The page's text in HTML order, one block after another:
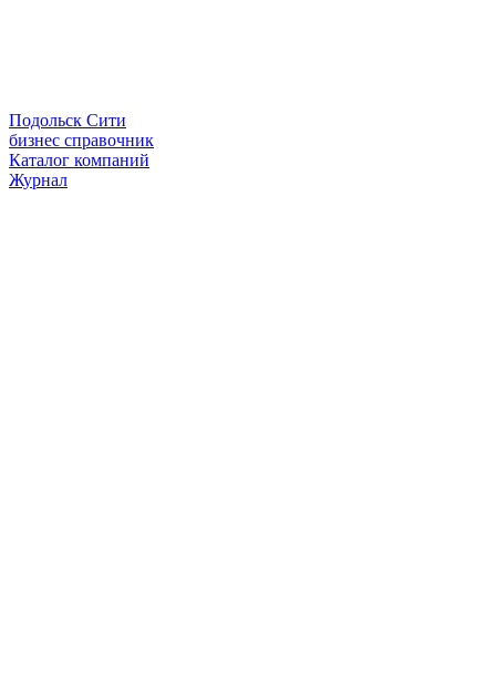
Подольск Сити
бизнес справочник
Каталог компаний
Журнал